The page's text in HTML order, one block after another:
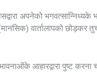
अपनेको भगवत्सान्निध्यके
वार्तालापको छोड़कर
आहारद्वारा पुष्ट करना